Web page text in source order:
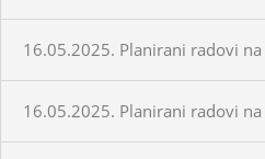
16.05.2025. Planirani radovi
16.05.2025. Planirani radovi